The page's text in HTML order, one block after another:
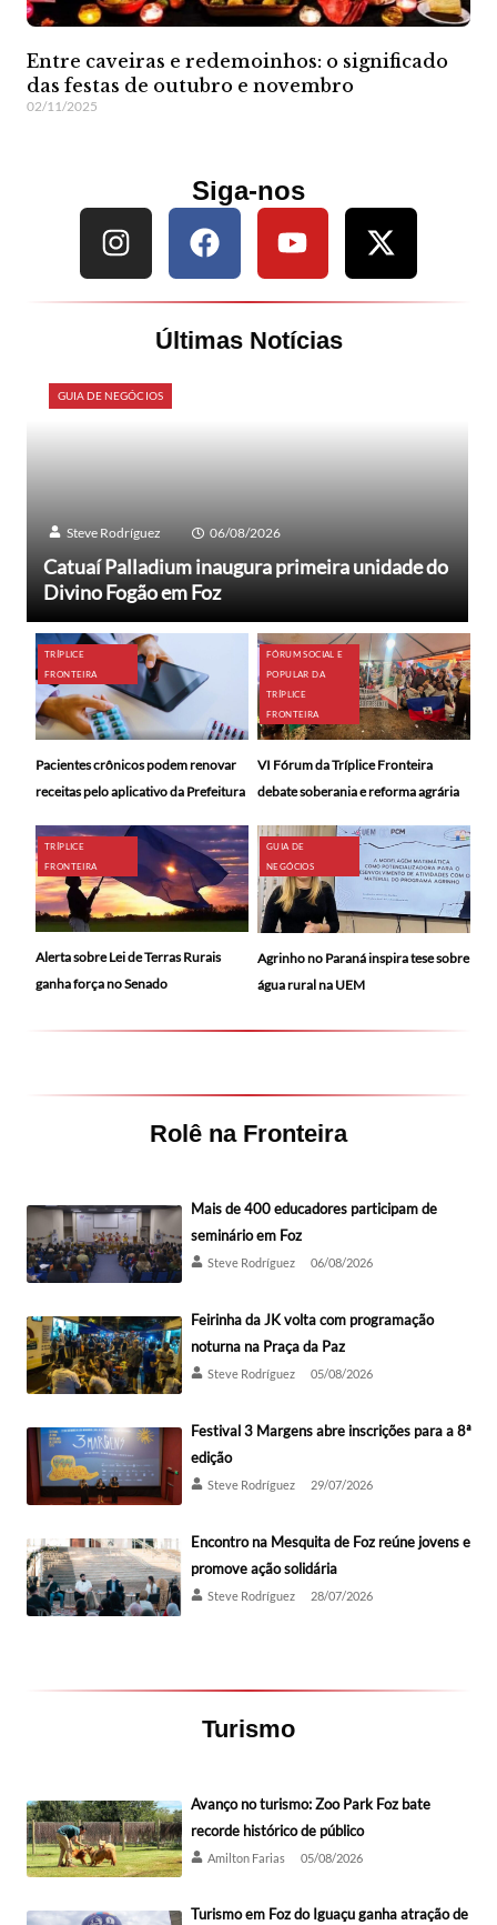
Entre caveiras e redemoinhos: o significado
das festas de outubro e novembro
02/11/2025
Siga-nos
Últimas Notícias
GUIA DE NEGÓCIOS
Steve Rodríguez 06/08/2026
Catuaí Palladium inaugura primeira unidade do
Divino Fogão em Foz
TRÍPLICE
FRONTEIRA
Pacientes crônicos podem renovar
receitas pelo aplicativo da Prefeitura
FÓRUM SOCIAL E
POPULAR DA
TRÍPLICE
FRONTEIRA
VI Fórum da Tríplice Fronteira
debate soberania e reforma agrária
TRÍPLICE
FRONTEIRA
Alerta sobre Lei de Terras Rurais
ganha força no Senado
GUIA DE
NEGÓCIOS
Agrinho no Paraná inspira tese sobre
água rural na UEM
Rolê na Fronteira
Mais de 400 educadores participam de
seminário em Foz
Steve Rodríguez 06/08/2026
Feirinha da JK volta com programação
noturna na Praça da Paz
Steve Rodríguez 05/08/2026
Festival 3 Margens abre inscrições para a 8ª
edição
Steve Rodríguez 29/07/2026
Encontro na Mesquita de Foz reúne jovens e
promove ação solidária
Steve Rodríguez 28/07/2026
Turismo
Avanço no turismo: Zoo Park Foz bate
recorde histórico de público
Amilton Farias 05/08/2026
Turismo em Foz do Iguaçu ganha atração de